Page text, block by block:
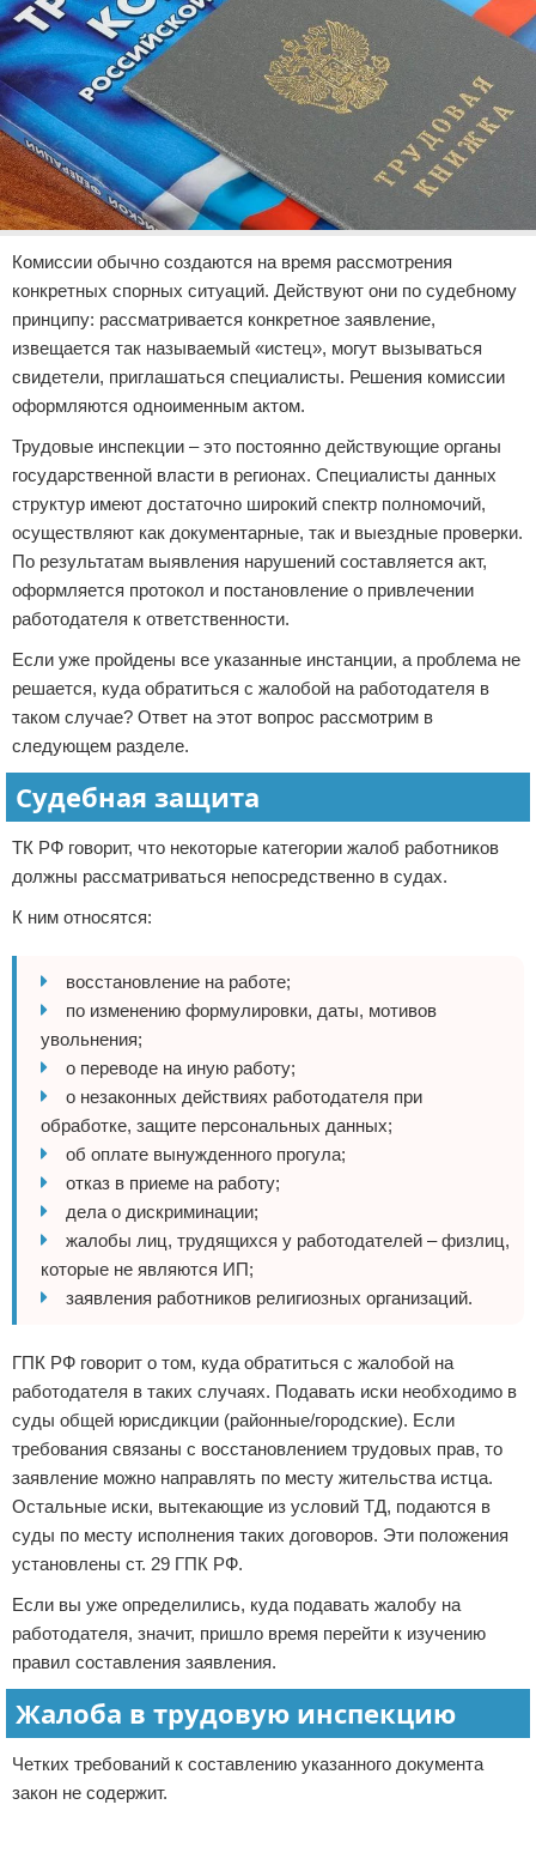
Комиссии обычно создаются на время рассмотрения
конкретных спорных ситуаций. Действуют они по судебному
принципу: рассматривается конкретное заявление,
извещается так называемый «истец», могут вызываться
свидетели, приглашаться специалисты. Решения комиссии
оформляются одноименным актом.
Трудовые инспекции – это постоянно действующие органы
государственной власти в регионах. Специалисты данных
структур имеют достаточно широкий спектр полномочий,
осуществляют как документарные, так и выездные проверки.
По результатам выявления нарушений составляется акт,
оформляется протокол и постановление о привлечении
работодателя к ответственности.
Если уже пройдены все указанные инстанции, а проблема не
решается, куда обратиться с жалобой на работодателя в
таком случае? Ответ на этот вопрос рассмотрим в
следующем разделе.
Судебная защита
ТК РФ говорит, что некоторые категории жалоб работников
должны рассматриваться непосредственно в судах.
К ним относятся:
восстановление на работе;
по изменению формулировки, даты, мотивов
увольнения;
о переводе на иную работу;
о незаконных действиях работодателя при
обработке, защите персональных данных;
об оплате вынужденного прогула;
отказ в приеме на работу;
дела о дискриминации;
жалобы лиц, трудящихся у работодателей – физлиц,
которые не являются ИП;
заявления работников религиозных организаций.
ГПК РФ говорит о том, куда обратиться с жалобой на
работодателя в таких случаях. Подавать иски необходимо в
суды общей юрисдикции (районные/городские). Если
требования связаны с восстановлением трудовых прав, то
заявление можно направлять по месту жительства истца.
Остальные иски, вытекающие из условий ТД, подаются в
суды по месту исполнения таких договоров. Эти положения
установлены ст. 29 ГПК РФ.
Если вы уже определились, куда подавать жалобу на
работодателя, значит, пришло время перейти к изучению
правил составления заявления.
Жалоба в трудовую инспекцию
Четких требований к составлению указанного документа
закон не содержит.